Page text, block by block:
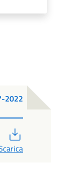
2022